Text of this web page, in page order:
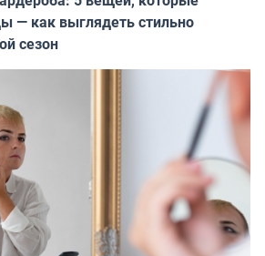
— как выглядеть стильно
сезон